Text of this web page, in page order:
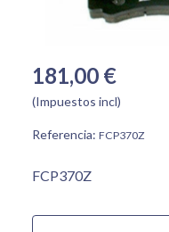
181,00 €
(Impuestos incl)
Referencia: FCP370Z
FCP370Z